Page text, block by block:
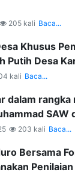
205 kali Baca...
Khusus
Putih Desa
kali Baca...
dalam
SAW
203 kali Baca...
Bersama